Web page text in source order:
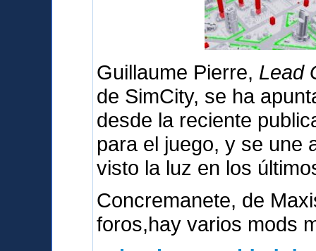
Guillaume Pierre, Lead
de SimCity, se ha
desde la reciente
para el juego, y se une
visto la luz en los
Concremanete, de
foros,hay varios mods